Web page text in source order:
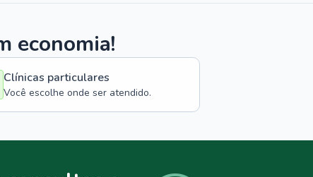
economia!
Clínicas particulares
Você escolhe onde ser atendido.